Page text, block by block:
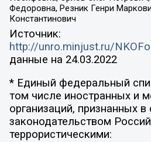
Федоровна, Резник Генри
Константинович
Источник:
http://unro.minjust.ru/
данные на 24.03.2022
* Единый федеральный
том числе иностранных и
организаций, признанных в
законодательством
террористическими: